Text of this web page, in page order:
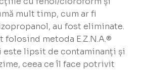
mult timp, cum ar fi
au fost eliminate.
metoda E.Z.N.A.®
este lipsit de contaminanți și
ceea ce îl face potrivit